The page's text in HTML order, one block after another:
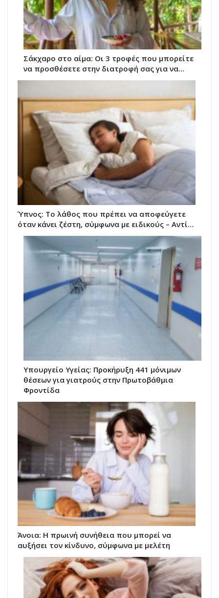
Σάκχαρο στο αίμα: Οι 3 τροφές που μπορείτε
να προσθέσετε στην διατροφή σας για να…
Ύπνος: Το λάθος που πρέπει να αποφεύγετε
όταν κάνει ζέστη, σύμφωνα με ειδικούς – Αντί…
Υπουργείο Υγείας: Προκήρυξη 441 μόνιμων
θέσεων για γιατρούς στην Πρωτοβάθμια
Φροντίδα
Άνοια: Η πρωινή συνήθεια που μπορεί να
αυξήσει τον κίνδυνο, σύμφωνα με μελέτη